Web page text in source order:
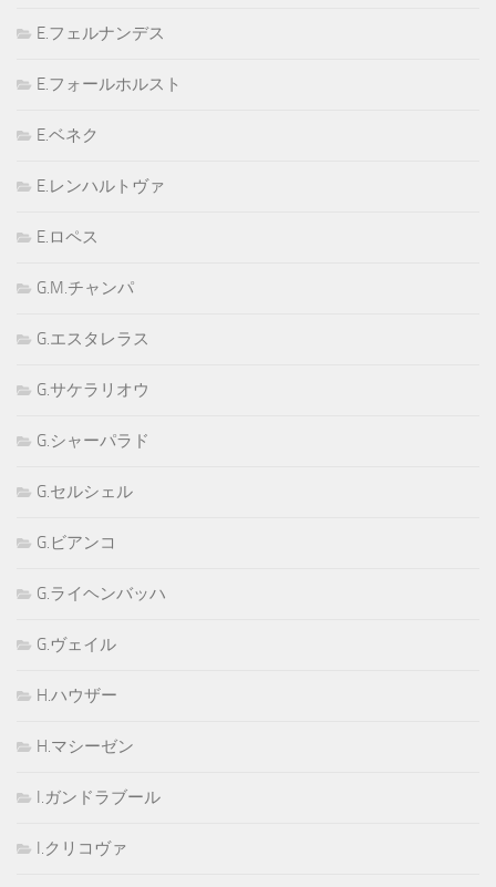
E.フェルナンデス
E.フォールホルスト
E.ベネク
E.レンハルトヴァ
E.ロペス
G.M.チャンパ
G.エスタレラス
G.サケラリオウ
G.シャーパラド
G.セルシェル
G.ビアンコ
G.ライヘンバッハ
G.ヴェイル
H.ハウザー
H.マシーゼン
I.ガンドラブール
I.クリコヴァ